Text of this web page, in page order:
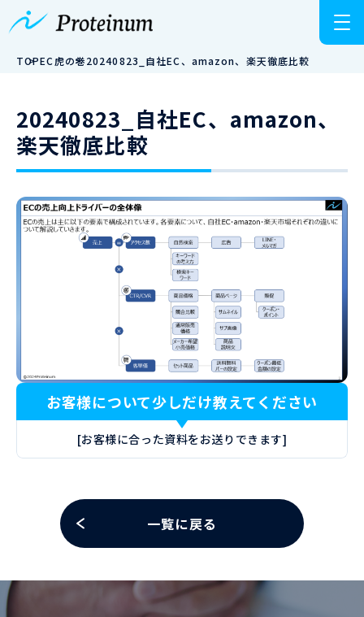
TOPEC虎の巻20240823_自社EC、amazon、楽天徹底比較
20240823_自社EC、amazon、
楽天徹底比較
お客様について少しだけ教えてください
[お客様に合った資料をお送りできます]
一覧に戻る